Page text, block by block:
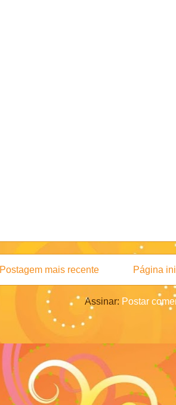
Postagem mais recente Página
Assinar: Postar